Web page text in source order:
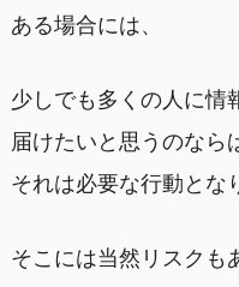
ある場合には、
少しでも多くの人に情
届けたいと思うのなら
それは必要な行動とな
そこには当然リスクも